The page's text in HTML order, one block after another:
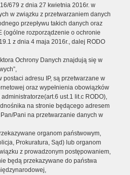
679 z dnia 27 kwietnia 2016r. w
w związku z przetwarzaniem danych
przepływu takich danych oraz
(ogólne rozporządzenie o ochronie
z dnia 4 maja 2016r., dalej RODO
Ochrony Danych znajdują się w
adresu IP, są przetwarzane w
oraz wypełnienia obowiązków
ust.1 lit.c RODO),
na stronie będącego adresem
Pani na przetwarzanie danych w
organom państwowym,
Prokuratura, Sąd) lub organom
z prowadzonym postępowaniem,
będą przekazywane do państwa